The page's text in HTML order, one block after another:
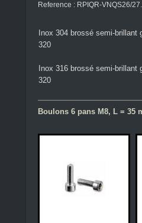
Reference : RPIQR-VNQS26/
Inox 304 brossé semi-brillant
320
Inox 316 brossé semi-brillant
320
Boulons 6 pans M8, L = 35